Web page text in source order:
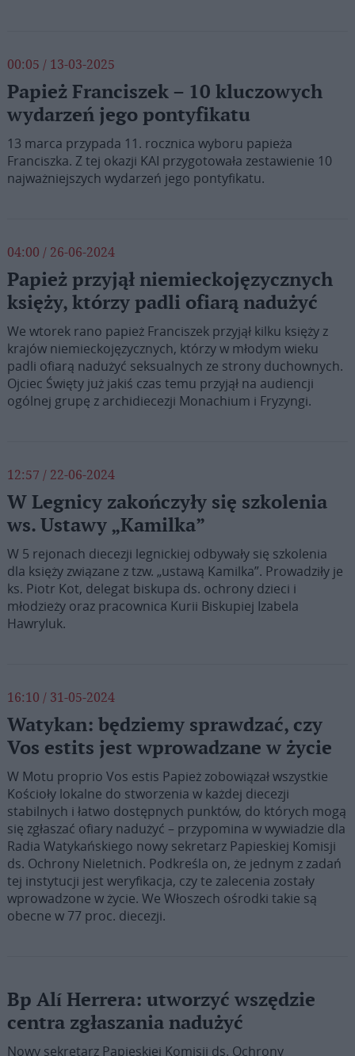
00:05 / 13-03-2025
Papież Franciszek – 10 kluczowych
wydarzeń jego pontyfikatu
13 marca przypada 11. rocznica wyboru papieża
Franciszka. Z tej okazji KAI przygotowała zestawienie 10
najważniejszych wydarzeń jego pontyfikatu.
04:00 / 26-06-2024
Papież przyjął niemieckojęzycznych
księży, którzy padli ofiarą nadużyć
We wtorek rano papież Franciszek przyjął kilku księży z
krajów niemieckojęzycznych, którzy w młodym wieku
padli ofiarą nadużyć seksualnych ze strony duchownych.
Ojciec Święty już jakiś czas temu przyjął na audiencji
ogólnej grupę z archidiecezji Monachium i Fryzyngi.
12:57 / 22-06-2024
W Legnicy zakończyły się szkolenia
ws. Ustawy „Kamilka”
W 5 rejonach diecezji legnickiej odbywały się szkolenia
dla księży związane z tzw. „ustawą Kamilka”. Prowadziły je
ks. Piotr Kot, delegat biskupa ds. ochrony dzieci i
młodzieży oraz pracownica Kurii Biskupiej Izabela
Hawryluk.
16:10 / 31-05-2024
Watykan: będziemy sprawdzać, czy
Vos estits jest wprowadzane w życie
W Motu proprio Vos estis Papież zobowiązał wszystkie
Kościoły lokalne do stworzenia w każdej diecezji
stabilnych i łatwo dostępnych punktów, do których mogą
się zgłaszać ofiary nadużyć – przypomina w wywiadzie dla
Radia Watykańskiego nowy sekretarz Papieskiej Komisji
ds. Ochrony Nieletnich. Podkreśla on, że jednym z zadań
tej instytucji jest weryfikacja, czy te zalecenia zostały
wprowadzone w życie. We Włoszech ośrodki takie są
obecne w 77 proc. diecezji.
Bp Alí Herrera: utworzyć wszędzie
centra zgłaszania nadużyć
Nowy sekretarz Papieskiej Komisji ds. Ochrony